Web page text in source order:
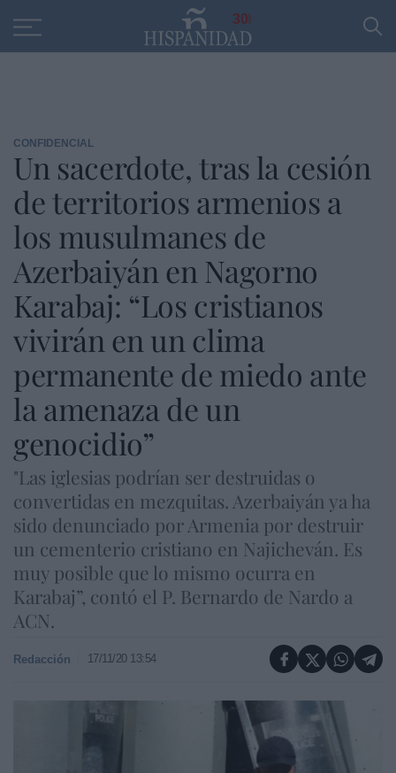
30
CONFIDENCIAL
Un sacerdote, tras la cesión
de territorios armenios a
los musulmanes de
Azerbaiyán en Nagorno
Karabaj: “Los cristianos
vivirán en un clima
permanente de miedo ante
la amenaza de un
genocidio”
"Las iglesias podrían ser destruidas o
convertidas en mezquitas. Azerbaiyán ya ha
sido denunciado por Armenia por destruir
un cementerio cristiano en Najicheván. Es
muy posible que lo mismo ocurra en
Karabaj”, contó el P. Bernardo de Nardo a
ACN.
Redacción 17/11/20 13:54